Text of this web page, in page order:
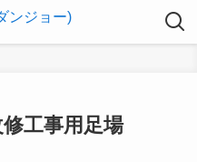
工事用足場